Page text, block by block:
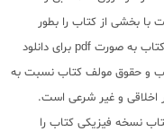
با بخشی از کتاب را بطور
رایگان ملاحظه نمایید. بدیهی است تمام صفحات کتاب به صورت pdf برای دانلود
و حقوق مولف کتاب نسبت به
اخلاقی و غیر شرعی است.
نسخه فیزیکی کتاب را